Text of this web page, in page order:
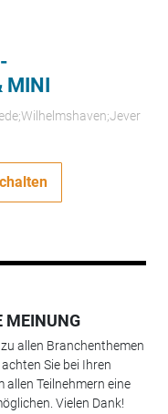
MINI
MEINUNG
allen Branchenthemen
Sie bei Ihren
Teilnehmern eine
Vielen Dank!